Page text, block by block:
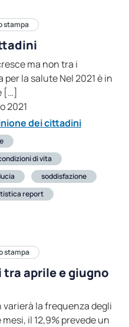
stampa
ma non tra i
la salute Nel 2021 è in
[…]
2021
dei cittadini
di vita
soddisfazione
report
stampa
aprile e giugno
varierà la frequenza degli
il 12,9% prevede un